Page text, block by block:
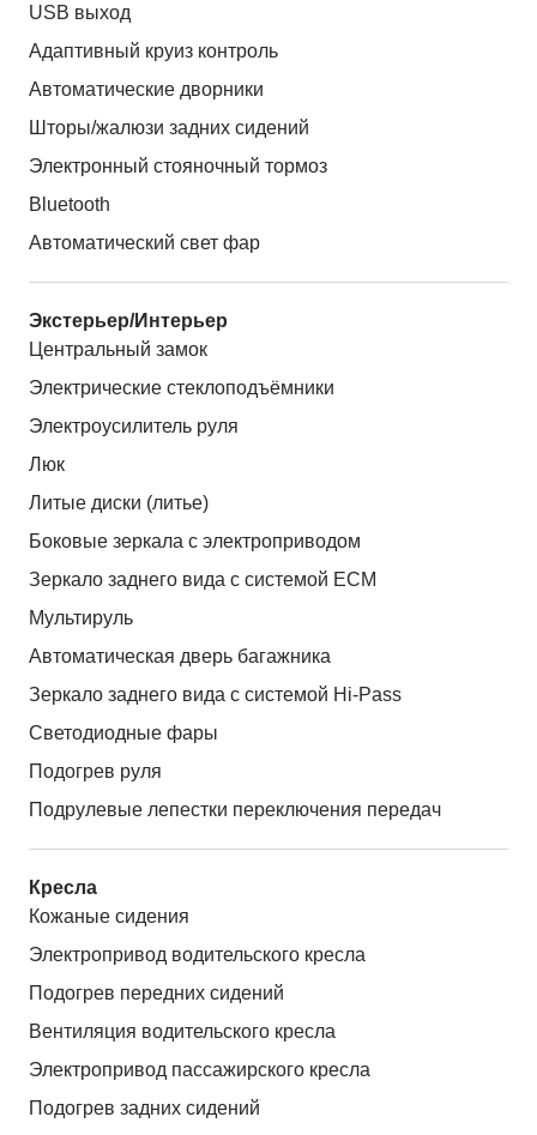
USB выход
Адаптивный круиз контроль
Автоматические дворники
Шторы/жалюзи задних сидений
Электронный стояночный тормоз
Bluetooth
Автоматический свет фар
Экстерьер/Интерьер
Центральный замок
Электрические стеклоподъёмники
Электроусилитель руля
Люк
Литые диски (литье)
Боковые зеркала с электроприводом
Зеркало заднего вида с системой ЕСМ
Мультируль
Автоматическая дверь багажника
Зеркало заднего вида с системой Hi-Pass
Светодиодные фары
Подогрев руля
Подрулевые лепестки переключения передач
Кресла
Кожаные сидения
Электропривод водительского кресла
Подогрев передних сидений
Вентиляция водительского кресла
Электропривод пассажирского кресла
Подогрев задних сидений